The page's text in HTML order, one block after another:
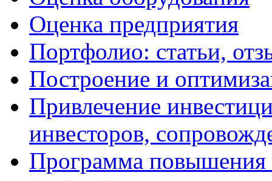
Оценка предприятия
Портфолио: статьи,
Построение и
Привлечение
инвесторов,
Программа